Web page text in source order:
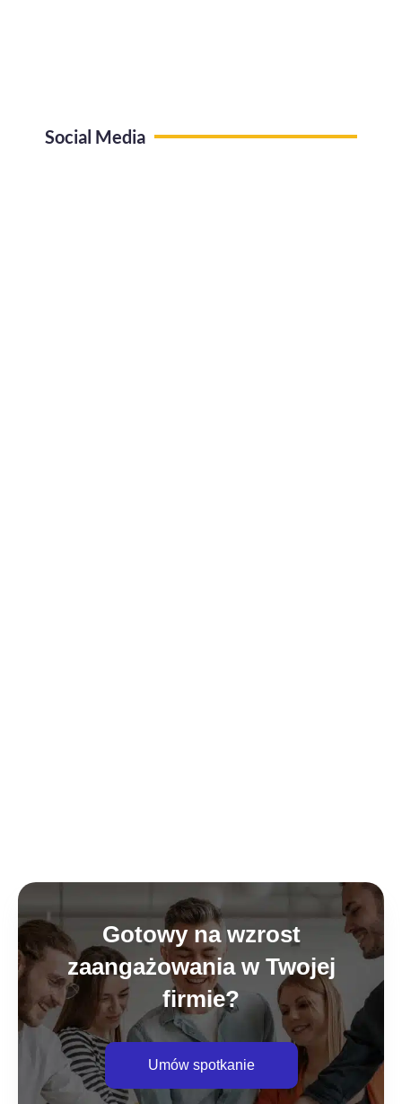
Social Media
Gotowy na wzrost
zaangażowania w Twojej
firmie?
Umów spotkanie